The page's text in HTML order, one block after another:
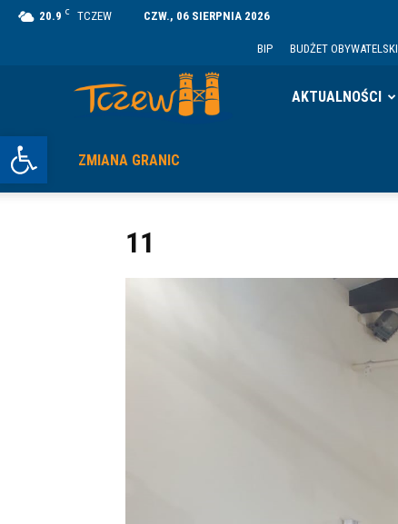
Otwórz pasek narzędzi
20.9 C TCZEW CZW., 06 SIERPNIA 2026
BIP BUDŻET OBYWATELSKI
AKTUALNOŚCI
ZMIANA GRANIC
11